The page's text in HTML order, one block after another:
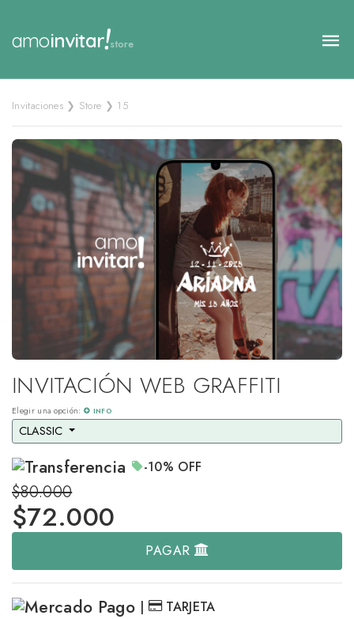
amoinvitar!store
Invitaciones ❯ Store ❯ 15
INVITACIÓN WEB GRAFFITI
Elegir una opción: INFO
CLASSIC
-10% OFF
$80.000
$72.000
PAGAR
| TARJETA